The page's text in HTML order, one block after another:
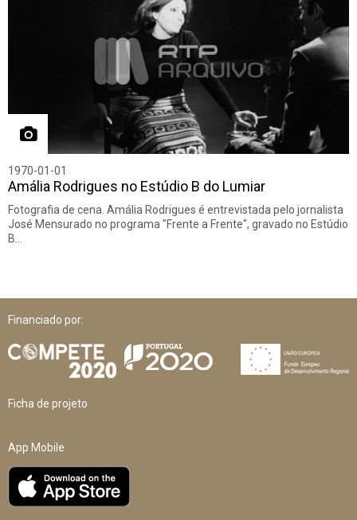
1970-01-01
Amália Rodrigues no Estúdio B do Lumiar
Fotografia de cena. Amália Rodrigues é entrevistada pelo jornalista
José Mensurado no programa "Frente a Frente", gravado no Estúdio
B…
Financiado por:
Ficha de projeto
App Mobile